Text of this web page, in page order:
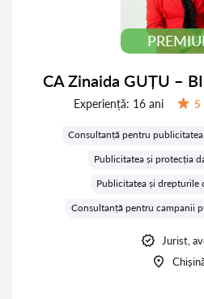
CA Zinaida GUȚU –
Experiență: 16 ani 5
Consultanță pentru
Publicitatea și protecția
Publicitatea și drepturile
Consultanță pentru campanii
Jurist,